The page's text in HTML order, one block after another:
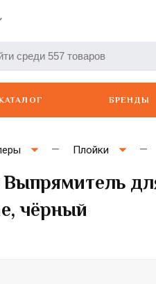
БРЕНДЫ
Плойки
чёрный